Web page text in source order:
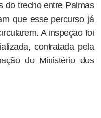
do trecho entre Palmas
que esse percurso já
A inspeção foi
contratada pela
do Ministério dos